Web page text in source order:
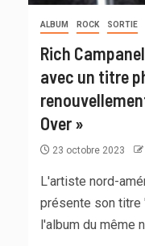
ALBUM ROCK SORTIE
Rich
avec un titre
Over »
23 octobre 2023
L'artiste nord-
présente son titre
l'album du même